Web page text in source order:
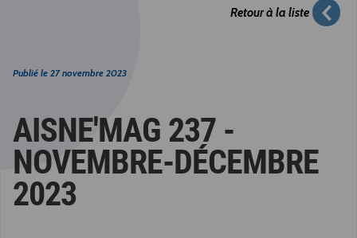
Retour à la liste
Publié le 27 novembre 2023
AISNE'MAG 237 -
NOVEMBRE-DÉCEMBRE
2023